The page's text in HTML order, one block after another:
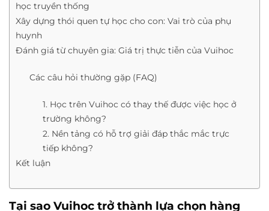
học truyền thống
Xây dựng thói quen tự học cho con: Vai trò của phụ
huynh
Đánh giá từ chuyên gia: Giá trị thực tiễn của Vuihoc
Các câu hỏi thường gặp (FAQ)
1. Học trên Vuihoc có thay thế được việc học ở
trường không?
2. Nền tảng có hỗ trợ giải đáp thắc mắc trực
tiếp không?
Kết luận
Tại sao Vuihoc trở thành lựa chọn hàng